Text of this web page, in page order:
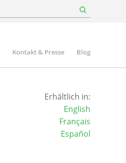
Kontakt & Presse Blog
Erhältlich in:
English
Français
Español